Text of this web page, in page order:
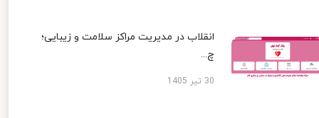
انقلاب در مدیریت مراکز سلامت و زیبایی؛
چ...
30 تیر 1405